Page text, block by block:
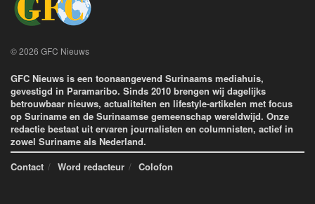
© 2026 GFC Nieuws
GFC Nieuws is een toonaangevend Surinaams mediahuis,
gevestigd in Paramaribo. Sinds 2010 brengen wij dagelijks
betrouwbaar nieuws, actualiteiten en lifestyle-artikelen met focus
op Suriname en de Surinaamse gemeenschap wereldwijd. Onze
redactie bestaat uit ervaren journalisten en columnisten, actief in
zowel Suriname als Nederland.
Contact
Word redacteur Colofon